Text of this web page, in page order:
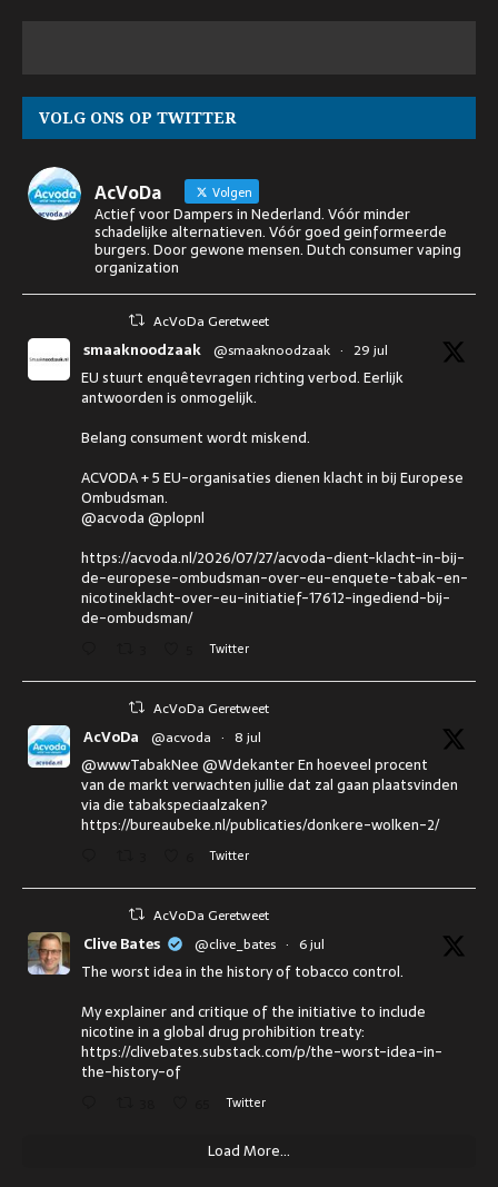
VOLG ONS OP TWITTER
AcVoDa Volgen
Actief voor Dampers in Nederland. Vóór minder
schadelijke alternatieven. Vóór goed geinformeerde
burgers. Door gewone mensen. Dutch consumer vaping
organization
AcVoDa Geretweet
smaaknoodzaak @smaaknoodzaak · 29 jul
EU stuurt enquêtevragen richting verbod. Eerlijk
antwoorden is onmogelijk.
Belang consument wordt miskend.
ACVODA + 5 EU-organisaties dienen klacht in bij Europese
Ombudsman.
@acvoda @plopnl
https://acvoda.nl/2026/07/27/acvoda-dient-klacht-in-bij-
de-europese-ombudsman-over-eu-enquete-tabak-en-
nicotineklacht-over-eu-initiatief-17612-ingediend-bij-
de-ombudsman/
Twitter
AcVoDa Geretweet
AcVoDa @acvoda · 8 jul
@wwwTabakNee @Wdekanter En hoeveel procent
van de markt verwachten jullie dat zal gaan plaatsvinden
via die tabakspeciaalzaken?
https://bureaubeke.nl/publicaties/donkere-wolken-2/
Twitter
AcVoDa Geretweet
Clive Bates @clive_bates · 6 jul
The worst idea in the history of tobacco control.
My explainer and critique of the initiative to include
nicotine in a global drug prohibition treaty:
https://clivebates.substack.com/p/the-worst-idea-in-
the-history-of
Twitter
Load More...